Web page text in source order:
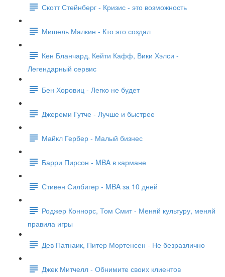
Скотт Стейнберг - Кризис - это возможность
Мишель Малкин - Кто это создал
Кен Бланчард, Кейти Кафф, Вики Хэлси -
Легендарный сервис
Бен Хоровиц - Легко не будет
Джереми Гутче - Лучше и быстрее
Майкл Гербер - Малый бизнес
Барри Пирсон - MBA в кармане
Стивен Силбигер - MBA за 10 дней
Роджер Коннорс, Том Смит - Меняй культуру, меняй
правила игры
Дев Патнаик, Питер Мортенсен - Не безразлично
Джек Митчелл - Обнимите своих клиентов